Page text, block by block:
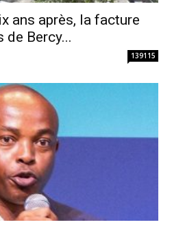
ans après, la facture
Bercy...
139115